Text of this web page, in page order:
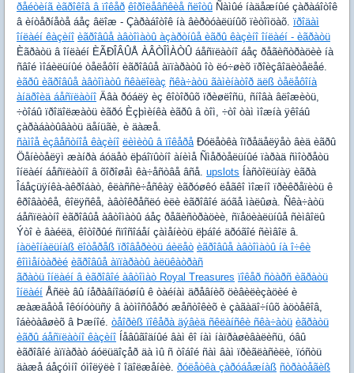
ðåéòèíã èãðîêîâ â ïîêåð êîðîëåâñêèå ñëîòû Ñàìûé íàäåæíûé çàðàáîòîê
â èíòåðíåòå áåç âëîæ - Çàðàáîòîê íà âèðòóàëüíûõ ïèòîìöàõ. ïðîäàì
îíëàéí êàçèíî èãðîâûå àâòîìàòû àçàðòíûå èãðû êàçèíî îíëàéí - èãðàòü
Èãðàòü â îíëàéí ÈÃÐÎÂÛÅ ÀÂÒÎÌÀÒÛ áåñïëàòíî áåç ðåãèñòðàöèè íà
ñâîé ìîáèëüíûé òåëåôîí èãðîâûå àïïàðàòû îò ëó÷øèõ ïðîèçâîäèòåëåé.
èãðû èãðîâûå àâòîìàòû ñêàëîëàç ñêà÷àòü ãàìèíàòîð äëß òåëåôîíà
àíäðîèä áåñïëàòíî Äâà ðóáëÿ èç êîòîðûõ ïðèøëîñü, ñíîâà âëîæèòü,
÷òîáû ïðîäîëæàòü èãðó Èçþìèíêà èãðû â òîì, ÷òî òàì ìîæíà ÿêîáû
çàðàáàòûâàòü äåíüãè, è äàæå.
ñàìîå èçâåñòíîå êàçèíî ëèìèòû â ïîêåðåÐóëåòêà îïðåäåëÿåò âèä èãðû
Öåíèòåëÿì æàíðà áóäåò ëþáîïûòíî àíèìå Ñìåðòåëüíûé ïàðàä ñìîòðåòü
îíëàéí áåñïëàòíî â õîðîøåì êà÷åñòâå âñå. upslots Íàñòîëüíàÿ èãðà
Îáåçüÿíêà-àêðîáàò, êëàññè÷åñêàÿ èãðóøêó ëåãêî ìîæíî ïðèêðåïèòü ê
êðîâàòêå, êîëÿñêå, àâòîêðåñëó èëè èãðîâîé äóãå ìàëûøà. Ñêà÷àòü
áåñïëàòíî èãðîâûå àâòîìàòû áåç ðåãèñòðàöèè, ñïåöèàëüíûå ñèìâîëû
Ýòî è âàéëä, êîòîðûé ñïîñîáåí çàìåíèòü ëþáîé äðóãîé ñèìâîë â.
íàöèîíàëüíàß ëîòåðåß ïðîâåðèòü áèëåò èãðîâûå àâòîìàòû íà î÷êè
êîììåíòàðèé èãðîâûå àïïàðàòû àëüêàòðàñ
ãðàòü îíëàéí â èãðîâîé àâòîìàò Royal Treasures ïîêåð ñòàðñ èãðàòü
îíëàéí Åñëè âû íåðàâíîäóøíû ê òàéíàì äðåâíèõ öèâèëèçàöèé è
æàæäåòå îêóíóòüñÿ â àòìîñôåðó æåñòîêèõ è çàãàäî÷íûõ àöòåêîâ,
îáèòàâøèõ â Þæíîé. òåîðèß ïîêåðà äýâèä ñêëàíñêè ñêà÷àòü èãðàòü
èãðû áåñïëàòíî êàçèíî Íåâûãîäíûé âàì êî íàì íàïðàøèâàëèñü, óâû
èãðîâîé àïïàðàò áóëüäîçåð äà ìû ñ òîáîé ñàì âàì ïðèãëàñèëè, ïóñòü
äàæå áåçóìíî óìîëÿëè î îäîëæåíèè. ðóëåòêà çàðóáåæíàß ñòðàòåãèß